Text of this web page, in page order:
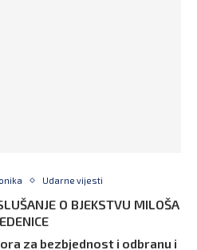
Udarne vijesti
O BJEKSTVU MILOŠA
za bezbjednost i odbranu i